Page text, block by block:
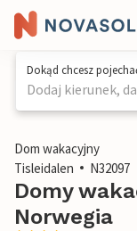
Dokąd chcesz
Dodaj kierunek,
1 / 27
Dom wakacyjny
Tisleidalen
N32097
Domy
Norwegia